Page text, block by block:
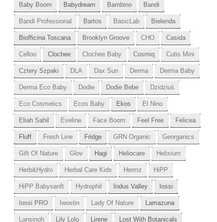
Baby Boom Babydream Bambino Bandi
Bandi Professional Bartos BasicLab Bielenda
Biofficina Toscana Brooklyn Groove CHO Casida
Celloo Clochee Clochee Baby Cosmiq Cutis Mini
Cztery Szpaki DLA Dax Sun Derma Derma Baby
Derma Eco Baby Dodie Dodie Bebe Dzidziuś
Eco Cosmetics Ecos Baby Ekos El Nino
Eliah Sahil Eveline Face Boom Feel Free Felicea
Fluff Fresh Line Fridge GRN Organic Georganics
Gift Of Nature Glov Hagi Heliocare Helixium
Herb&Hydro Herbal Care Kids Hermz HiPP
HiPP Babysanft Hydrophil Indus Valley Iossi
Iossi PRO Iwostin Lady Of Nature Lamazuna
Lansinoh Lily Lolo Lirene Lost With Botanicals